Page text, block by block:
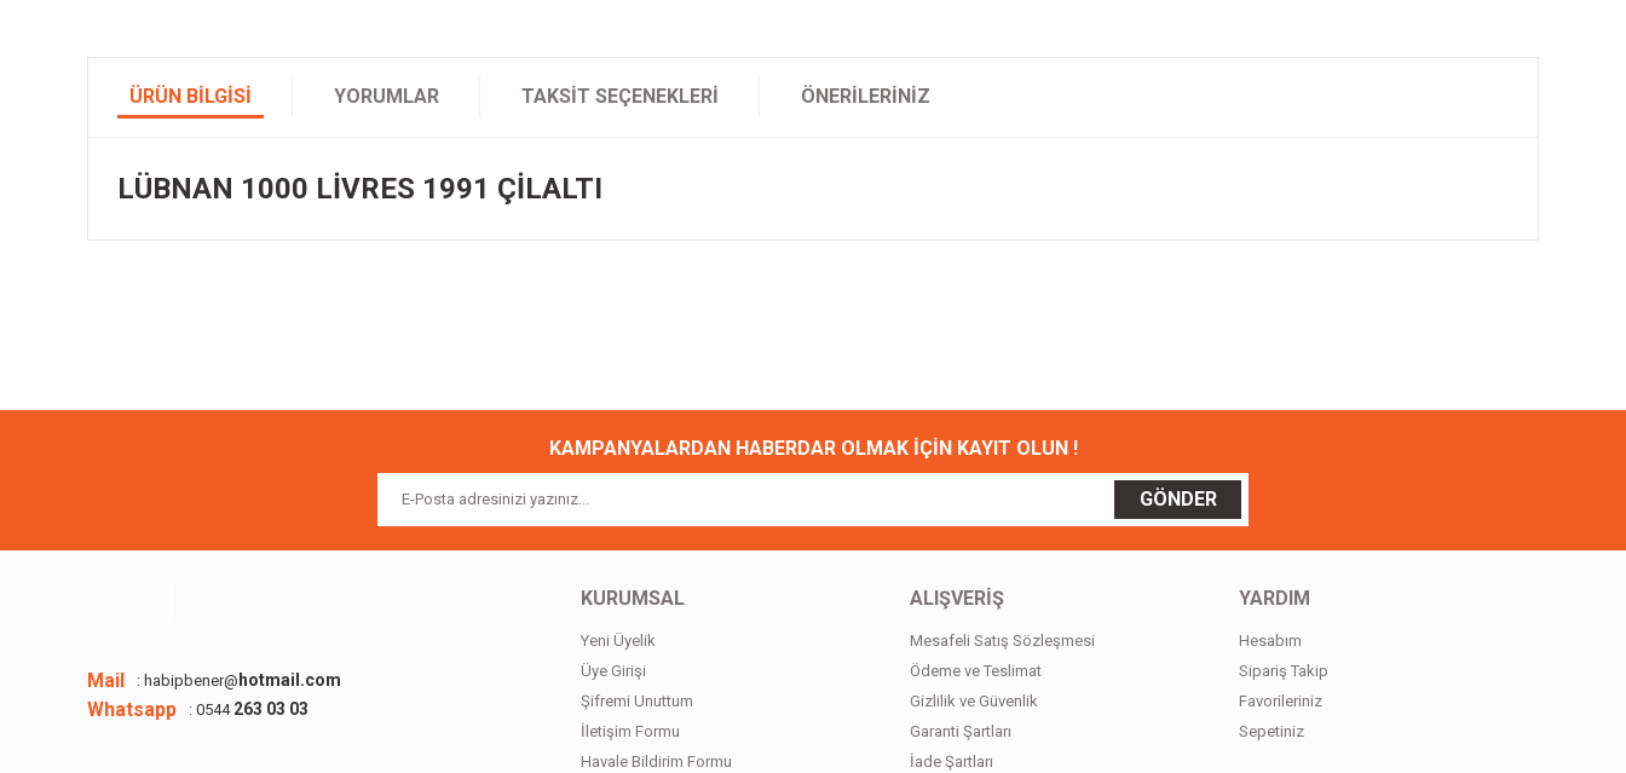
ÜRÜN BILGISI YORUMLAR TAKSIT SEÇENEKLERI ÖNERILERINIZ
LÜBNAN 1000 LİVRES 1991 ÇİLALTI
Bu ürüne benzer farklı alternatifler olmalı.
KAMPANYALARDAN HABERDAR OLMAK İÇİN KAYIT OLUN !
GÖNDER
Mail : habipbener@ hotmail.com
Whatsapp : 0544263 03 03
KURUMSAL
Yeni Üyelik
Üye Girişi
Şifremi Unuttum
İletişim Formu
Havale Bildirim Formu
ALIŞVERİŞ
Mesafeli Satış Sözleşmesi
Ödeme ve Teslimat
Gizlilik ve Güvenlik
Garanti Şartları
İade Şartları
YARDIM
Hesabım
Sipariş Takip
Favorileriniz
Sepetiniz